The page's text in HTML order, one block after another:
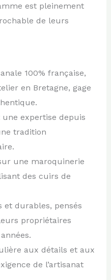
est pleinement
de leurs
100% française,
en Bretagne, gage
expertise depuis
tradition
une maroquinerie
des cuirs de
et durables, pensés
propriétaires
aux détails et aux
de l’artisanat